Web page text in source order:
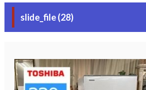
slide_file (28)